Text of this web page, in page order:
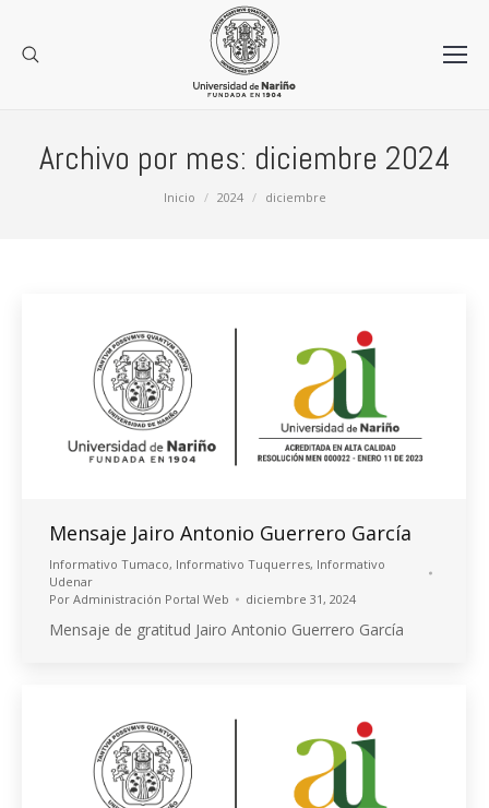
Archivo por mes: diciembre 2024
Inicio 2024 diciembre
Mensaje Jairo Antonio Guerrero García
Informativo Tumaco, Informativo Tuquerres, Informativo
Udenar
Por Administración Portal Web diciembre 31, 2024
Mensaje de gratitud Jairo Antonio Guerrero García